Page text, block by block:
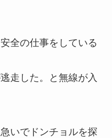
全の仕事をしている
走した。と無線が入
いでドンチョルを探